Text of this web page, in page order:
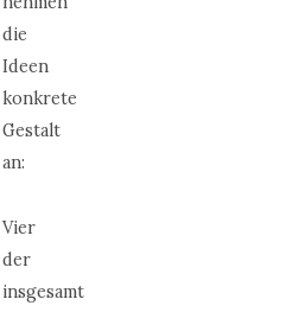
die
Ideen
konkrete
Gestalt
an:
Vier
der
insgesamt